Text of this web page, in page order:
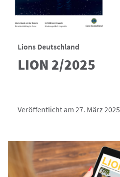
Lions Deutschland
LION 2/2025
Veröffentlicht am 27. März 2025